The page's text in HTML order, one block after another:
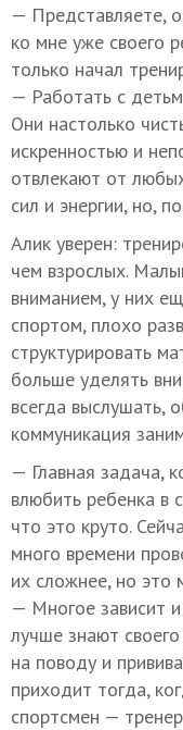
— Представляете,
ко мне уже своего
только начал
— Работать с
Они настолько
искренностью и
отвлекают от
сил и энергии, но,
Алик уверен:
чем взрослых.
вниманием, у них
спортом, плохо
структурировать
больше уделять
всегда выслушать,
коммуникация
— Главная задача,
влюбить ребенка в
что это круто.
много времени
их сложнее, но это
— Многое зависит
лучше знают
на поводу и
приходит тогда,
спортсмен —